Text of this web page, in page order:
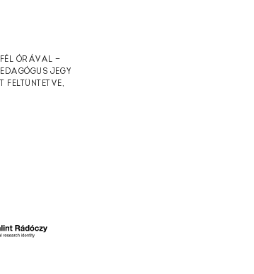
ÓRÁVAL —
JEGY